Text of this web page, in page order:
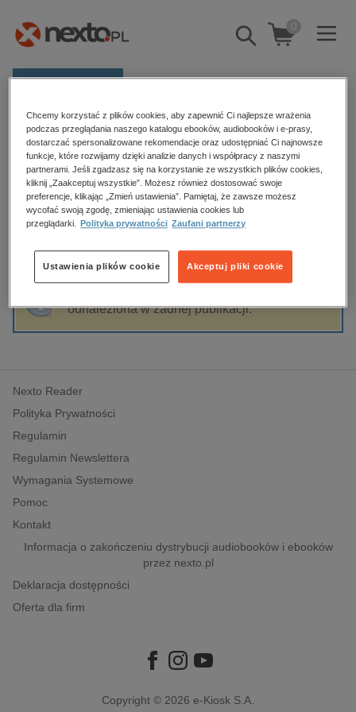
Pokaż/schowaj
wyszukiwarkę
0
Kategorie
Zobacz wszystkie E-prasa
budownictwo, aranżacja wnętrz
biznesowe, branżowe, gospodarka
dzienniki
edukacja
hobby, sport, rozrywka
komputery, internet, technologie, informatyka
polityka, społeczno-informacyjne
psychologiczne
inne
popularno-naukowe
historia
Strona główna Marta Rogala
Marta Rogala
Sortowanie Filtrowanie
odnaleziona w żadnej publikacji.
Nexto Reader
Polityka Prywatności
Regulamin
Regulamin Newslettera
Wymagania Systemowe
Pomoc
Kontakt
Informacja o zakończeniu dystrybucji audiobooków i ebooków
przez nexto.pl
Deklaracja dostępności
Oferta dla firm
Copyright © 2026 e-Kiosk S.A.
Chcemy korzystać z plików cookies, aby zapewnić Ci najlepsze wrażenia
podczas przeglądania naszego katalogu ebooków, audiobooków i e-prasy,
dostarczać spersonalizowane rekomendacje oraz udostępniać Ci najnowsze
funkcje, które rozwijamy dzięki analizie danych i współpracy z naszymi
partnerami. Jeśli zgadzasz się na korzystanie ze wszystkich plików cookies,
kliknij „Zaakceptuj wszystkie”. Możesz również dostosować swoje
preferencje, klikając „Zmień ustawienia”. Pamiętaj, że zawsze możesz
wycofać swoją zgodę, zmieniając ustawienia cookies lub
przeglądarki.
Polityka prywatności Zaufani partnerzy
Akceptuj pliki cookie
Ustawienia plików cookie